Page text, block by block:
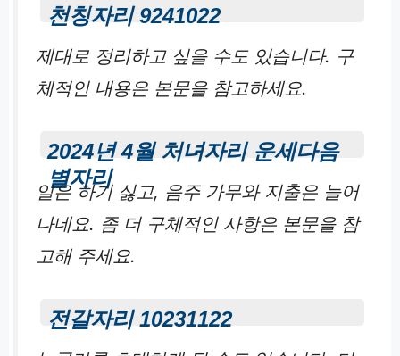
천칭자리 9241022
제대로 정리하고 싶을 수도 있습니다. 구
체적인 내용은 본문을 참고하세요.
2024년 4월 처녀자리 운세다음
별자리
일은 하기 싫고, 음주 가무와 지출은 늘어
나네요. 좀 더 구체적인 사항은 본문을 참
고해 주세요.
전갈자리 10231122